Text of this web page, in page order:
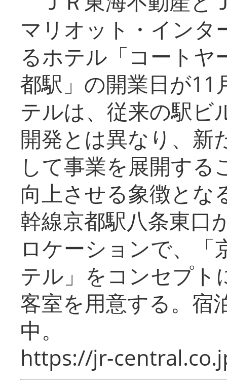
マリオット・インタ
るホテル「コートヤ
都駅」の開業日が11
テルは、従来の駅ビ
開発とは異なり、新
して事業を展開する
向上させる象徴とな
幹線京都駅八条東口
ロケーションで、「
テル」をコンセプト
客室を用意する。宿
中。
https://jr-